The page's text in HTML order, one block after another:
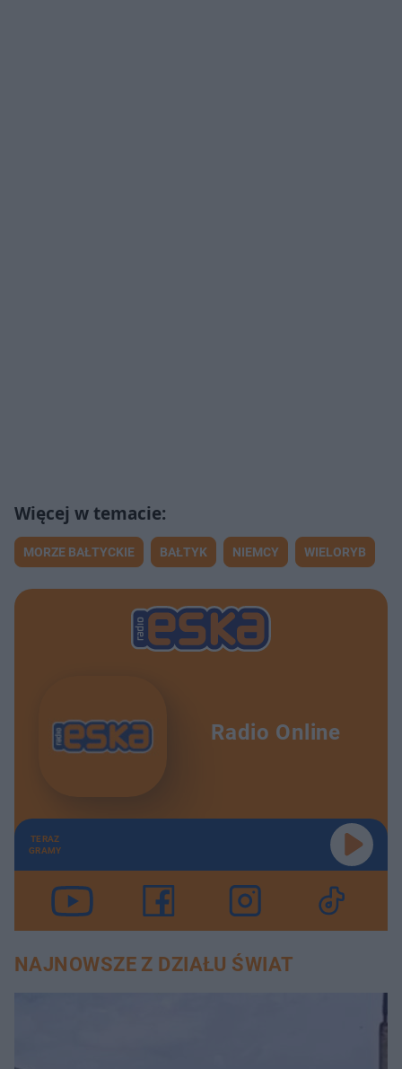
MORZE BAŁTYCKIE BAŁTYK NIEMCY WIELORYB
Radio Online
TERAZ
GRAMY
NAJNOWSZE Z DZIAŁU ŚWIAT